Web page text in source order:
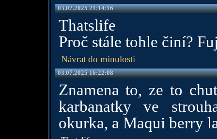
03.07.2025 21:14:16
Thatslife
Proč stále tohle činí?
Návrat do minulosti
03.07.2025 16:22:08
Znamena to, ze to
karbanatky ve
okurka, a Maqui berry